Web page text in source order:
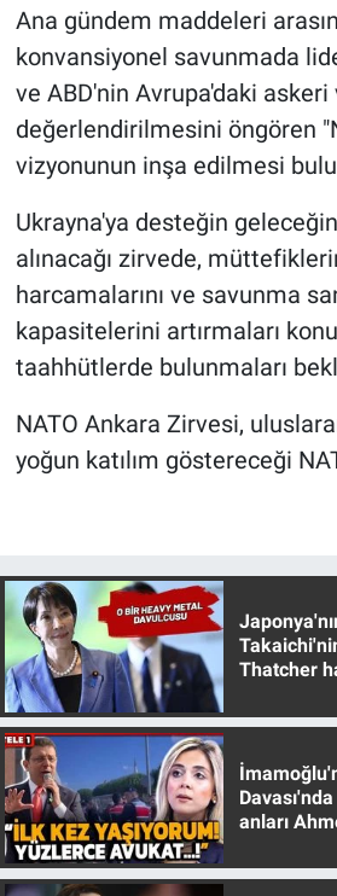
Ana gündem maddeleri
konvansiyonel savunmada
ve ABD'nin Avrupa'daki askeri
değerlendirilmesini öngören
vizyonunun inşa edilmesi
Ukrayna'ya desteğin
alınacağı zirvede,
harcamalarını ve savunma
kapasitelerini artırmaları
taahhütlerde bulunmaları
NATO Ankara Zirvesi,
yoğun katılım göstereceği
Thatcher
anları